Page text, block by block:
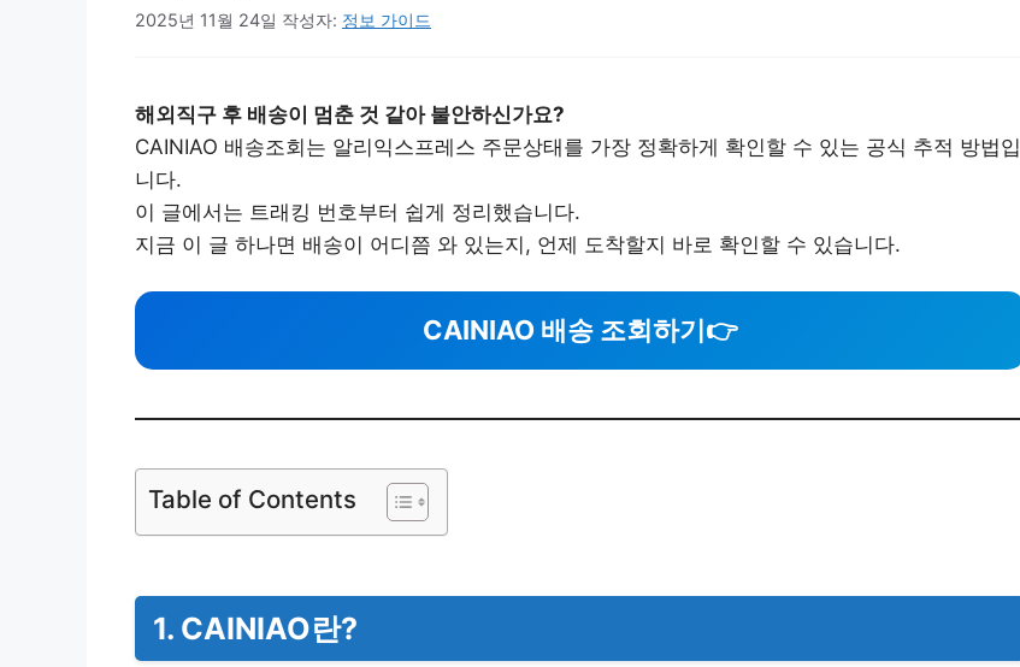
2025년 11월 24일 작성자: 정보 가이드
해외직구 후 배송이 멈춘 것 같아 불안하신가요?
CAINIAO 배송조회는 알리익스프레스 주문상태를 가장 정확하게 확인할 수 있는 공식 추적 방법입
니다.
이 글에서는 트래킹 번호부터 쉽게 정리했습니다.
지금 이 글 하나면 배송이 어디쯤 와 있는지, 언제 도착할지 바로 확인할 수 있습니다.
CAINIAO 배송 조회하기 👉
Table of Contents
1. CAINIAO란?